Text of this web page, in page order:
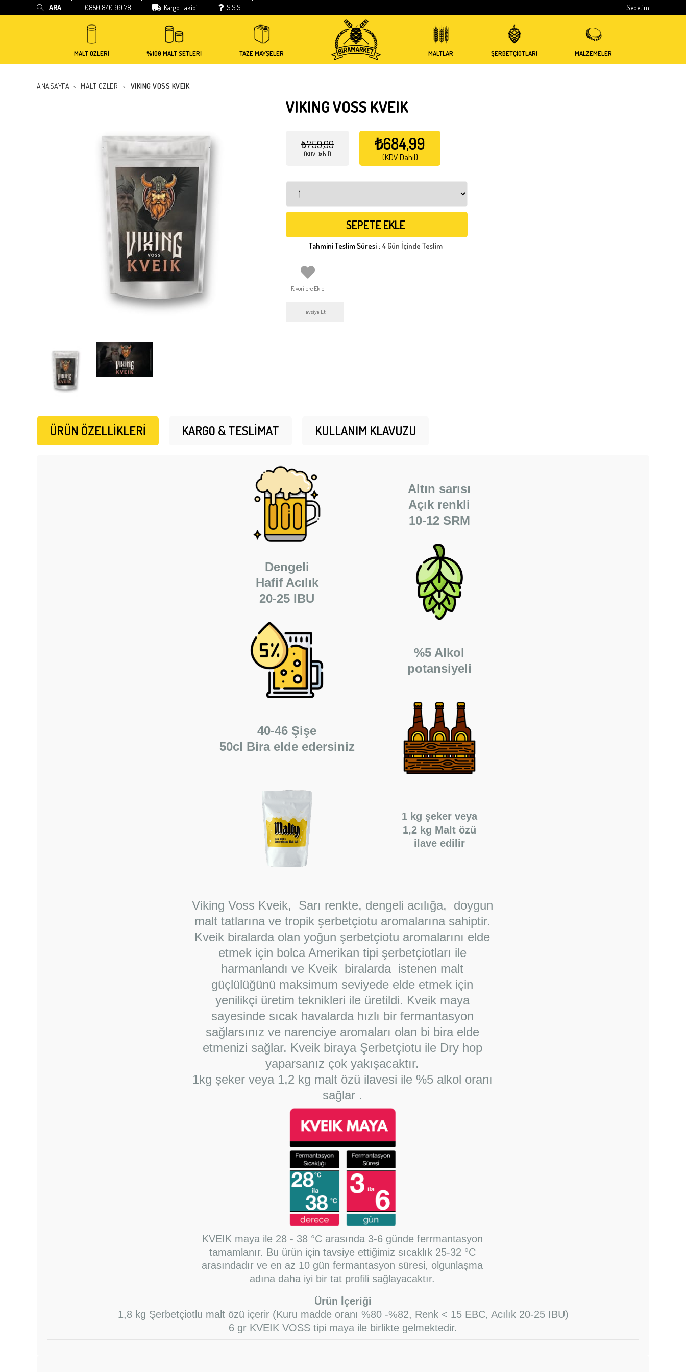
ARA 0850 840 99 78 Kargo Takibi S.S.S. Sepetim
MALT ÖZLERİ %100 MALT SETLERİ TAZE MAYŞELER MALTLAR ŞERBETÇİOTLARI MALZEMELER
ANASAYFA > MALT ÖZLERİ > VIKING VOSS KVEIK
VIKING VOSS KVEIK
₺759,99
(KDV Dahil)
₺684,99
(KDV Dahil)
Tahmini Teslim Süresi : 4 Gün İçinde Teslim
Favorilere Ekle
Tavsiye Et
ÜRÜN ÖZELLIKLERI KARGO & TESLIMAT KULLANIM KLAVUZU
Altın sarısı
Açık renkli
10-12 SRM
Dengeli
Hafif Acılık
20-25 IBU
%5 Alkol
potansiyeli
40-46 Şişe
50cl Bira elde edersiniz
1 kg şeker veya
1,2 kg Malt özü
ilave edilir
Viking Voss Kveik, Sarı renkte, dengeli acılığa, doygun
malt tatlarına ve tropik şerbetçiotu aromalarına sahiptir.
Kveik biralarda olan yoğun şerbetçiotu aromalarını elde
etmek için bolca Amerikan tipi şerbetçiotları ile
harmanlandı ve Kveik biralarda istenen malt
güçlülüğünü maksimum seviyede elde etmek için
yenilikçi üretim teknikleri ile üretildi. Kveik maya
sayesinde sıcak havalarda hızlı bir fermantasyon
sağlarsınız ve narenciye aromaları olan bi bira elde
etmenizi sağlar. Kveik biraya Şerbetçiotu ile Dry hop
yaparsanız çok yakışacaktır.
1kg şeker veya 1,2 kg malt özü ilavesi ile %5 alkol oranı
sağlar .
KVEIK maya ile 28 - 38 °C arasında 3-6 günde ferrmantasyon
tamamlanır. Bu ürün için tavsiye ettiğimiz sıcaklık 25-32 °C
arasındadır ve en az 10 gün fermantasyon süresi, olgunlaşma
adına daha iyi bir tat profili sağlayacaktır.
Ürün İçeriği
1,8 kg Şerbetçiotlu malt özü içerir (Kuru madde oranı %80 -%82, Renk < 15 EBC, Acılık 20-25 IBU)
6 gr KVEIK VOSS tipi maya ile birlikte gelmektedir.